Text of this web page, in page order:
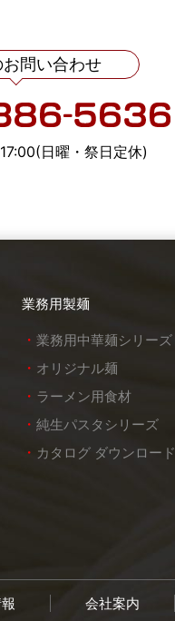
問い合わせ
日曜・祭日定休)
業務用製麺
業務用中華麺シリーズ
オリジナル麺
ラーメン用食材
純生パスタシリーズ
カタログ ダウンロード
会社案内